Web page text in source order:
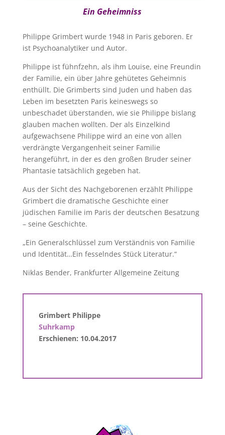
Ein Geheimniss
Philippe Grimbert wurde 1948 in Paris geboren. Er
ist Psychoanalytiker und Autor.
Philippe ist fühnfzehn, als ihm Louise, eine Freundin
der Familie, ein über Jahre gehütetes Geheimnis
enthüllt. Die Grimberts sind Juden und haben das
Leben im besetzten Paris keineswegs so
unbeschadet überstanden, wie sie Philippe bislang
glauben machen wollten. Der als Einzelkind
aufgewachsene Philippe wird an eine von allen
verdrängte Vergangenheit seiner Familie
herangeführt, in der es den großen Bruder seiner
Phantasie tatsächlich gegeben hat.
Aus der Sicht des Nachgeborenen erzählt Philippe
Grimbert die dramatische Geschichte einer
jüdischen Familie im Paris der deutschen Besatzung
– seine Geschichte.
„Ein Generalschlüssel zum Verständnis von Familie
und Identität…Ein fesselndes Stück Literatur.“
Niklas Bender, Frankfurter Allgemeine Zeitung
Grimbert Philippe
Suhrkamp
Erschienen: 10.04.2017